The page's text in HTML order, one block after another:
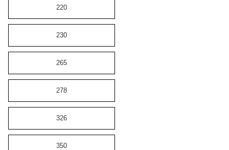
220
230
265
278
326
350